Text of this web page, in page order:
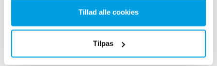
Tillad alle cookies
Tilpas
Højere ydelse